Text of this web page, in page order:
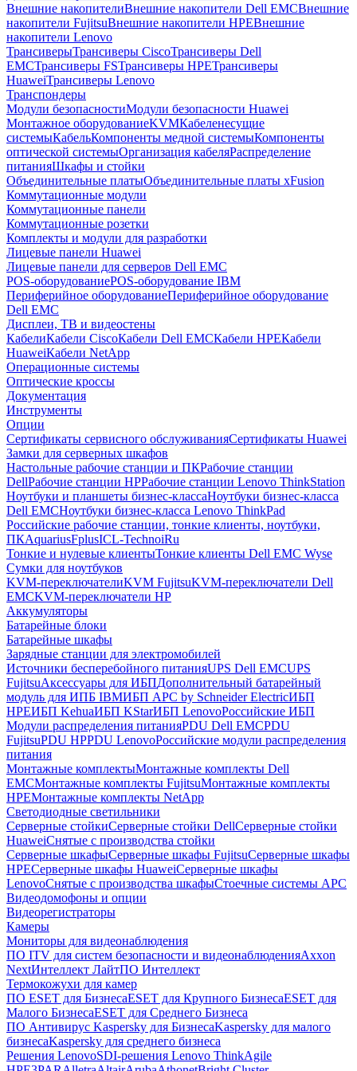
Внешние накопителиВнешние накопители Dell EMCВнешние
накопители FujitsuВнешние накопители HPEВнешние
накопители Lenovo
ТрансиверыТрансиверы CiscoТрансиверы Dell
EMCТрансиверы FSТрансиверы HPEТрансиверы
HuaweiТрансиверы Lenovo
Транспондеры
Модули безопасностиМодули безопасности Huawei
Монтажное оборудованиеKVMКабеленесущие
системыКабельКомпоненты медной системыКомпоненты
оптической системыОрганизация кабеляРаспределение
питанияШкафы и стойки
Объединительные платыОбъединительные платы xFusion
Коммутационные модули
Коммутационные панели
Коммутационные розетки
Комплекты и модули для разработки
Лицевые панели Huawei
Лицевые панели для серверов Dell EMC
POS-оборудованиеPOS-оборудование IBM
Периферийное оборудованиеПериферийное оборудование
Dell EMC
Дисплеи, ТВ и видеостены
КабелиКабели CiscoКабели Dell EMCКабели HPEКабели
HuaweiКабели NetApp
Операционные системы
Оптические кроссы
Документация
Инструменты
Опции
Сертификаты сервисного обслуживанияСертификаты Huawei
Замки для серверных шкафов
Настольные рабочие станции и ПКРабочие станции
DellРабочие станции HPРабочие станции Lenovo ThinkStation
Ноутбуки и планшеты бизнес-классаНоутбуки бизнес-класса
Dell EMCНоутбуки бизнес-класса Lenovo ThinkPad
Российские рабочие станции, тонкие клиенты, ноутбуки,
ПКAquariusFplusICL-TechnoiRu
Тонкие и нулевые клиентыТонкие клиенты Dell EMC Wyse
Сумки для ноутбуков
KVM-переключателиKVM FujitsuKVM-переключатели Dell
EMCKVM-переключатели HP
Аккумуляторы
Батарейные блоки
Батарейные шкафы
Зарядные станции для электромобилей
Источники бесперебойного питанияUPS Dell EMCUPS
FujitsuАксессуары для ИБПДополнительный батарейный
модуль для ИПБ IBMИБП APC by Schneider ElectricИБП
HPEИБП KehuaИБП KStarИБП LenovoРоссийские ИБП
Модули распределения питанияPDU Dell EMCPDU
FujitsuPDU HPPDU LenovoРоссийские модули распределения
питания
Монтажные комплектыМонтажные комплекты Dell
EMCМонтажные комплекты FujitsuМонтажные комплекты
HPEМонтажные комплекты NetApp
Светодиодные светильники
Серверные стойкиСерверные стойки DellСерверные стойки
HuaweiСнятые с производства стойки
Серверные шкафыСерверные шкафы FujitsuСерверные шкафы
HPEСерверные шкафы HuaweiСерверные шкафы
LenovoСнятые с производства шкафыСтоечные системы APC
Видеодомофоны и опции
Видеорегистраторы
Камеры
Мониторы для видеонаблюдения
ПО ITV для систем безопасности и видеонаблюденияAxxon
NextИнтеллект ЛайтПО Интеллект
Термокожухи для камер
ПО ESET для БизнесаESET для Крупного БизнесаESET для
Малого БизнесаESET для Среднего Бизнеса
ПО Антивирус Kaspersky для БизнесаKaspersky для малого
бизнесаKaspersky для среднего бизнеса
Решения LenovoSDI-решения Lenovo ThinkAgile